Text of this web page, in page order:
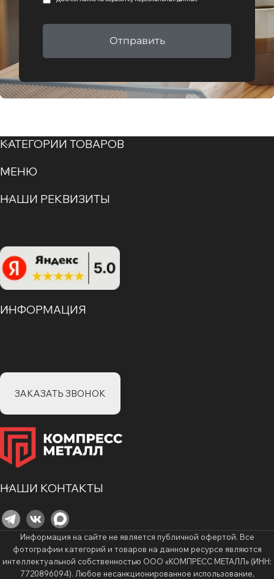
Отправить
КАТЕГОРИИ ТОВАРОВ
МЕНЮ
НАШИ РЕКВИЗИТЫ
ИНФОРМАЦИЯ
ЗАКАЗАТЬ ЗВОНОК
НАШИ КОНТАКТЫ
Информация на сайте не является публичной офертой. Все
фотографии категорий и товаров на данном ресурсе являются
интеллектуальной собственностью ООО «КОМПРЕСС МЕТАЛЛ» (ИНН:
7720896094). Любое несанкционированное использование,